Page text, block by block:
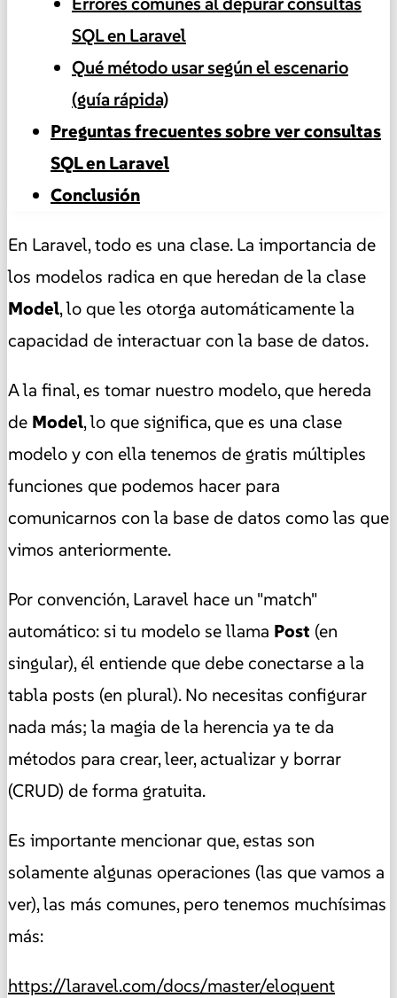
SQL en Laravel
Qué método usar según el escenario
(guía rápida)
Preguntas frecuentes sobre ver consultas
SQL en Laravel
Conclusión
En Laravel, todo es una clase. La importancia de
los modelos radica en que heredan de la clase
Model, lo que les otorga automáticamente la
capacidad de interactuar con la base de datos.
A la final, es tomar nuestro modelo, que hereda
de Model, lo que significa, que es una clase
modelo y con ella tenemos de gratis múltiples
funciones que podemos hacer para
comunicarnos con la base de datos como las que
vimos anteriormente.
Por convención, Laravel hace un "match"
automático: si tu modelo se llama Post (en
singular), él entiende que debe conectarse a la
tabla posts (en plural). No necesitas configurar
nada más; la magia de la herencia ya te da
métodos para crear, leer, actualizar y borrar
(CRUD) de forma gratuita.
Es importante mencionar que, estas son
solamente algunas operaciones (las que vamos a
ver), las más comunes, pero tenemos muchísimas
más:
https://laravel.com/docs/master/eloquent